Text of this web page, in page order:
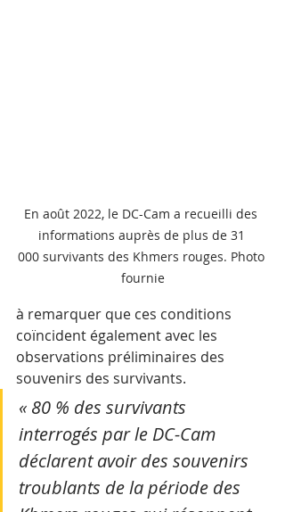
En août 2022, le DC-Cam a recueilli des
informations auprès de plus de 31
000 survivants des Khmers rouges. Photo
fournie
à remarquer que ces conditions
coïncident également avec les
observations préliminaires des
souvenirs des survivants.
« 80 % des survivants
interrogés par le DC-Cam
déclarent avoir des souvenirs
troublants de la période des